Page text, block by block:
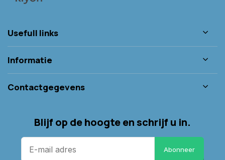
Usefull links
Informatie
Contactgegevens
Blijf op de hoogte en schrijf u in.
Abonneer